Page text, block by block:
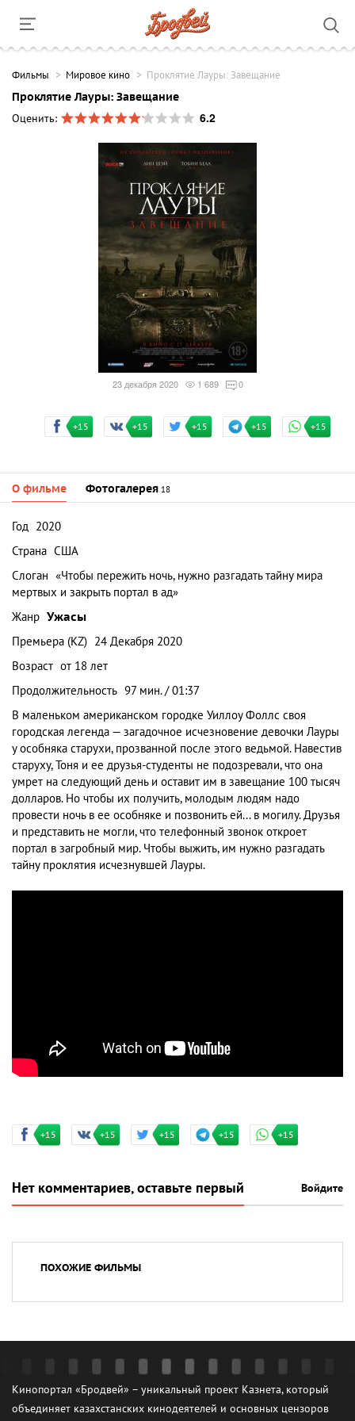
Фильмы Мировое кино Проклятие Лауры: Завещание
Проклятие Лауры: Завещание
Оценить:
6.2
23 декабря 2020 1 689 0
+15 +15 +15 +15 +15
О фильме Фотогалерея 18
Год 2020
Страна США
Слоган «Чтобы пережить ночь, нужно разгадать тайну мира
мертвых и закрыть портал в ад»
Жанр Ужасы
Премьера (KZ) 24 Декабря 2020
Возраст от 18 лет
Продолжительность 97 мин. / 01:37
В маленьком американском городке Уиллоу Фоллс своя
городская легенда — загадочное исчезновение девочки Лауры
у особняка старухи, прозванной после этого ведьмой. Навестив
старуху, Тоня и ее друзья-студенты не подозревали, что она
умрет на следующий день и оставит им в завещание 100 тысяч
долларов. Но чтобы их получить, молодым людям надо
провести ночь в ее особняке и позвонить ей... в могилу. Друзья
и представить не могли, что телефонный звонок откроет
портал в загробный мир. Чтобы выжить, им нужно разгадать
тайну проклятия исчезнувшей Лауры.
+15 +15 +15 +15 +15
Нет комментариев, оставьте первый Войдите
ПОХОЖИЕ ФИЛЬМЫ
Кинопортал «Бродвей» – уникальный проект Казнета, который
объединяет казахстанских кинодеятелей и основных цензоров